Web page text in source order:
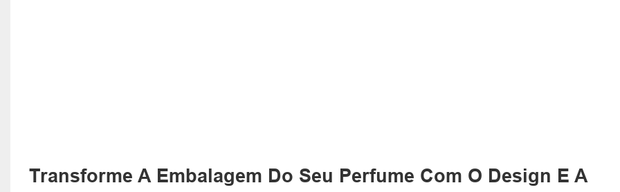
Transforme A Embalagem Do Seu Perfume Com O Design E A